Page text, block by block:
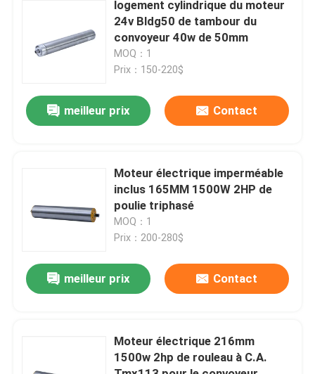
Vidéos
À propos de nous
Contrôle de la qualité
Nouvelles
moteur de vitesse de C.C
logement cylindrique du moteur
24v Bldg50 de tambour du
convoyeur 40w de 50mm
MOQ：1
Prix：150-220$
meilleur prix Contact
Moteur électrique imperméable
inclus 165MM 1500W 2HP de
poulie triphasé
MOQ：1
Prix：200-280$
meilleur prix Contact
Moteur électrique 216mm
1500w 2hp de rouleau à C.A.